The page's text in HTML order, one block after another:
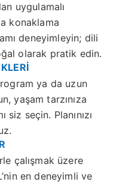
uygulamalı
konaklama
deneyimleyin; dili
olarak pratik edin.
ya da uzun
yaşam tarzınıza
seçin. Planınızı
çalışmak üzere
en deneyimli ve